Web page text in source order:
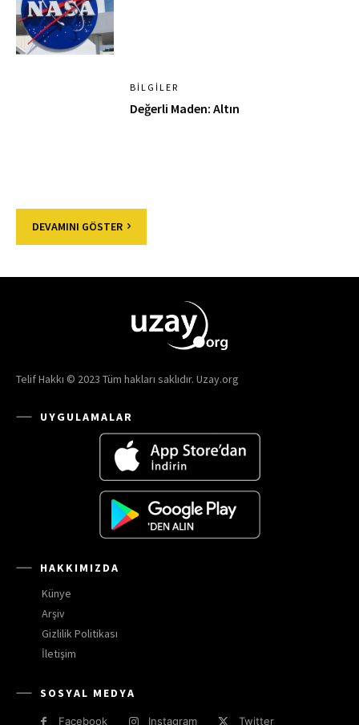
BILGILER
Değerli Maden: Altın
DEVAMINI GÖSTER
Telif Hakkı © 2023 Tüm hakları saklıdır. Uzay.org
UYGULAMALAR
HAKKIMIZDA
Künye
Arşiv
Gizlilik Politikası
İletişim
SOSYAL MEDYA
Facebook Instagram Twitter